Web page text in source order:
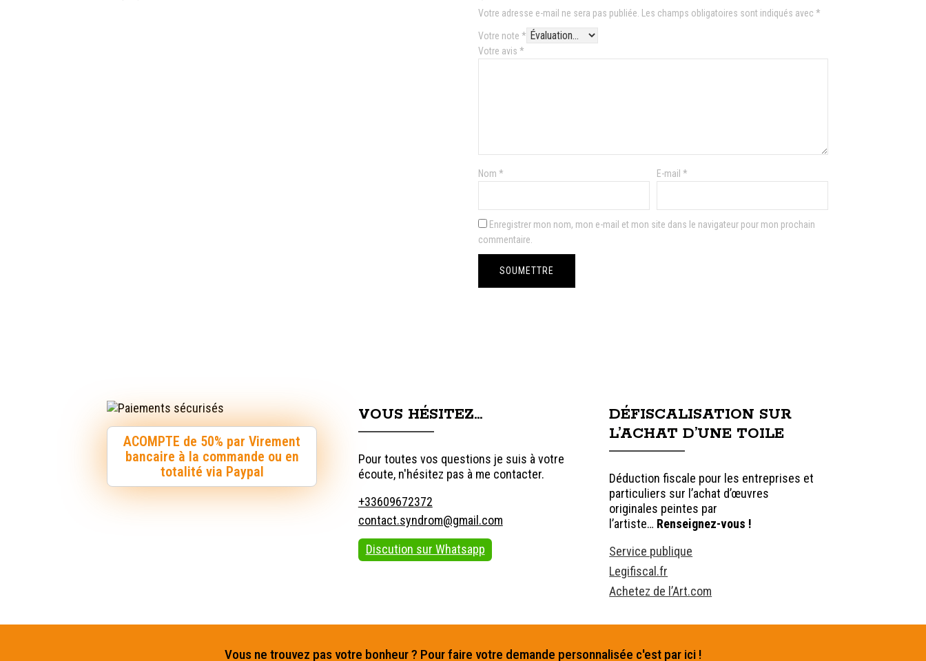
Votre adresse e-mail ne sera pas publiée. Les champs obligatoires sont indiqués avec*
Votre note*
Votre avis*
Nom* E-mail*
Enregistrer mon nom, mon e-mail et mon site dans le navigateur pour mon prochain
commentaire.
ACOMPTE de 50% par Virement
bancaire à la commande ou en
totalité via Paypal
VOUS HÉSITEZ…
Pour toutes vos questions je suis à votre
écoute, n'hésitez pas à me contacter.
+33609672372
contact.syndrom@gmail.com
Discution sur Whatsapp
DÉFISCALISATION SUR
L’ACHAT D’UNE TOILE
Déduction fiscale pour les entreprises et
particuliers sur l’achat d’œuvres
originales peintes par
l’artiste… Renseignez-vous !
Service publique
Legifiscal.fr
Achetez de l’Art.com
Vous ne trouvez pas votre bonheur ? Pour faire votre demande personnalisée c'est par ici !